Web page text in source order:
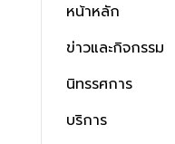
หน้าหลัก
ข่าวและกิจกรรม
นิทรรศการ
บริการ